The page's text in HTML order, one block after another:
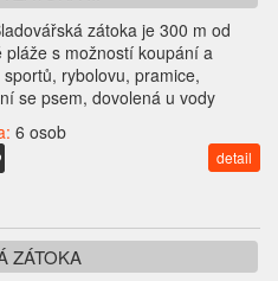
zátoka je 300 m od
pláže s možností koupání a
rybolovu, pramice,
se psem, dovolená u vody
6 osob
detail
ZÁTOKA